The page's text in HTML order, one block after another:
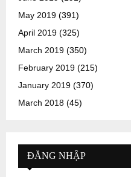
May 2019 (391)
April 2019 (325)
March 2019 (350)
February 2019 (215)
January 2019 (370)
March 2018 (45)
ĐĂNG NHẬP